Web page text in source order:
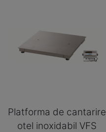
Platforma de cantarire
otel inoxidabil VFS